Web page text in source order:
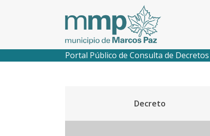
Portal Público de Consulta de Decretos
Decreto